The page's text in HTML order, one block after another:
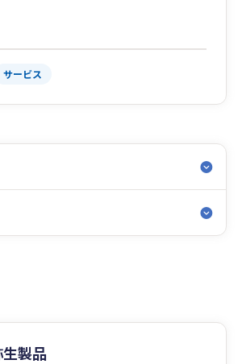
サービス
製品